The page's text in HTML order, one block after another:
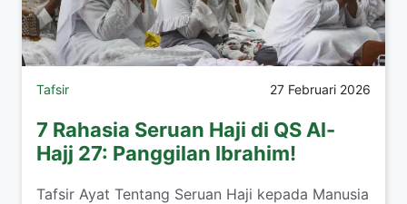
Tafsir 27 Februari 2026
7 Rahasia Seruan Haji di QS Al-
Hajj 27: Panggilan Ibrahim!
Tafsir Ayat Tentang Seruan Haji kepada Manusia